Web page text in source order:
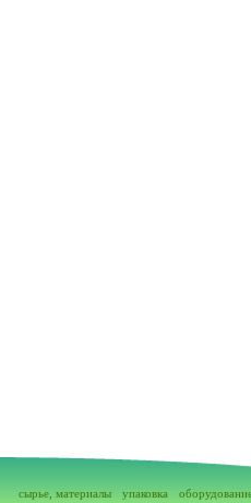
сырье, материалы упаковка